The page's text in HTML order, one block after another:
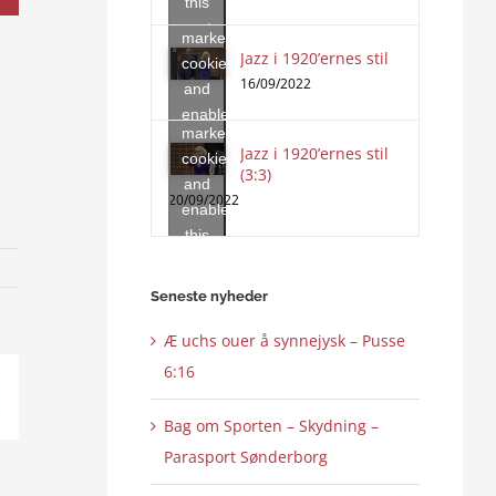
content
accept
marketing
cookies
and
enable
this
content
Jazz i 1920’ernes stil
16/09/2022
Click
to
accept
marketing
cookies
and
enable
this
Jazz i 1920’ernes stil
(3:3)
20/09/2022
Seneste nyheder
Æ uchs ouer å synnejysk – Pusse
6:16
Bag om Sporten – Skydning –
Parasport Sønderborg